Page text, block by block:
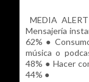
MEDIA
Mensajería
62% ●
música o
48% ● Hacer
44% ●